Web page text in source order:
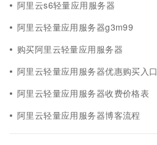
阿里云s6轻量应用服务器
阿里云轻量应用服务器g3m99
购买阿里云轻量应用服务器
阿里云轻量应用服务器优惠购买入口
阿里云轻量应用服务器收费价格表
阿里云轻量应用服务器博客流程